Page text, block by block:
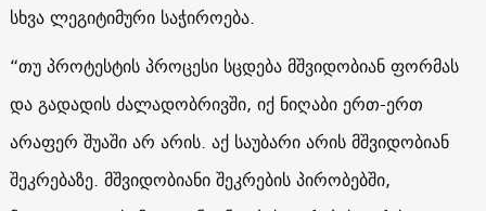
სხვა ლეგიტიმური საჭიროება.
“თუ პროტესტის პროცესი სცდება მშვიდობიან ფორმას
და გადადის ძალადობრივში, იქ ნიღაბი ერთ-ერთ
არაფერ შუაში არ არის. აქ საუბარი არის მშვიდობიან
შეკრებაზე. მშვიდობიანი შეკრების პირობებში,